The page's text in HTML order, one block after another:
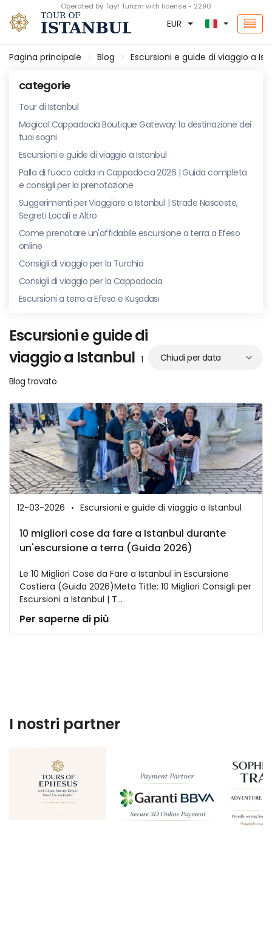
Operated by Tayf Turizm with license - 2290
EUR
Pagina principale Blog Escursioni e guide di viaggio a
categorie
Tour di Istanbul
Magical Cappadocia Boutique Gateway: la destinazione dei
tuoi sogni
Escursioni e guide di viaggio a Istanbul
Palla di fuoco calda in Cappadocia 2026 | Guida completa
e consigli per la prenotazione
Suggerimenti per Viaggiare a Istanbul | Strade Nascoste,
Segreti Locali e Altro
Come prenotare un'affidabile escursione a terra a Efeso
online
Consigli di viaggio per la Turchia
Consigli di viaggio per la Cappadocia
Escursioni a terra a Efeso e Kuşadası
Escursioni e guide di
viaggio a Istanbul 1
Blog trovato
12-03-2026 Escursioni e guide di viaggio a Istanbul
10 migliori cose da fare a Istanbul durante
un'escursione a terra (Guida 2026)
Le 10 Migliori Cose da Fare a Istanbul in Escursione
Costiera (Guida 2026)Meta Title: 10 Migliori Consigli per
Escursioni a Istanbul | T...
Per saperne di più
I nostri partner